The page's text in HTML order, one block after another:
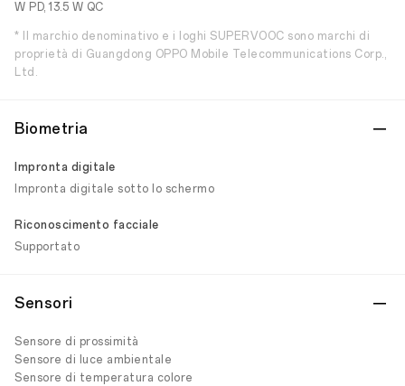
W PD, 13.5 W QC
* Il marchio denominativo e i loghi SUPERVOOC sono marchi di
proprietà di Guangdong OPPO Mobile Telecommunications Corp.,
Ltd.
Biometria
Impronta digitale
Impronta digitale sotto lo schermo
Riconoscimento facciale
Supportato
Sensori
Sensore di prossimità
Sensore di luce ambientale
Sensore di temperatura colore